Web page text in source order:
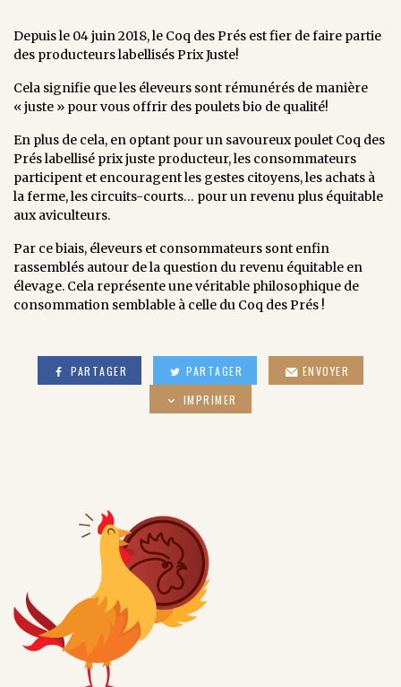
Depuis le 04 juin 2018, le Coq des Prés est fier de faire partie
des producteurs labellisés Prix Juste!
Cela signifie que les éleveurs sont rémunérés de manière
« juste » pour vous offrir des poulets bio de qualité!
En plus de cela, en optant pour un savoureux poulet Coq des
Prés labellisé prix juste producteur, les consommateurs
participent et encouragent les gestes citoyens, les achats à
la ferme, les circuits-courts… pour un revenu plus équitable
aux aviculteurs.
Par ce biais, éleveurs et consommateurs sont enfin
rassemblés autour de la question du revenu équitable en
élevage. Cela représente une véritable philosophique de
consommation semblable à celle du Coq des Prés !
PARTAGER PARTAGER
ENVOYER
IMPRIMER